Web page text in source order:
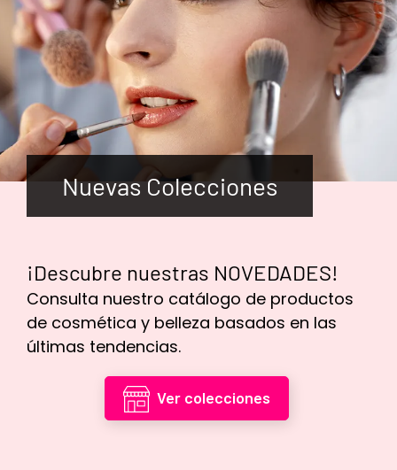
¡Descubre nuestras NOVEDADES!
Consulta nuestro catálogo de productos
de cosmética y belleza basados en las
últimas tendencias.
Ver colecciones
Nuevas Colecciones